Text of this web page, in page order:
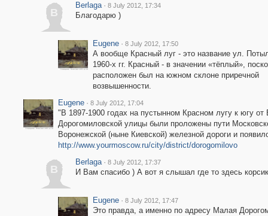
B
Berlaga · 8 July 2012, 17:34
Благодарю )
Eugene · 8 July 2012, 17:50
А вообще Красный луг - это название ул.
1960-х гг. Красный - в значении «тёплый»,
расположен был на южном склоне приречной
возвышенности.
Eugene · 8 July 2012, 17:04
"В 1897-1900 годах на пустынном Красном лугу к югу
Дорогомиловской улицы были проложены пути
Воронежской (ныне Киевской) железной дороги и
http://www.yourmoscow.ru/city/district/dorogomilovo
B
Berlaga · 8 July 2012, 17:37
И Вам спасибо ) А вот я слышал где то здесь
Eugene · 8 July 2012, 17:47
Это правда, а именно по адресу Малая